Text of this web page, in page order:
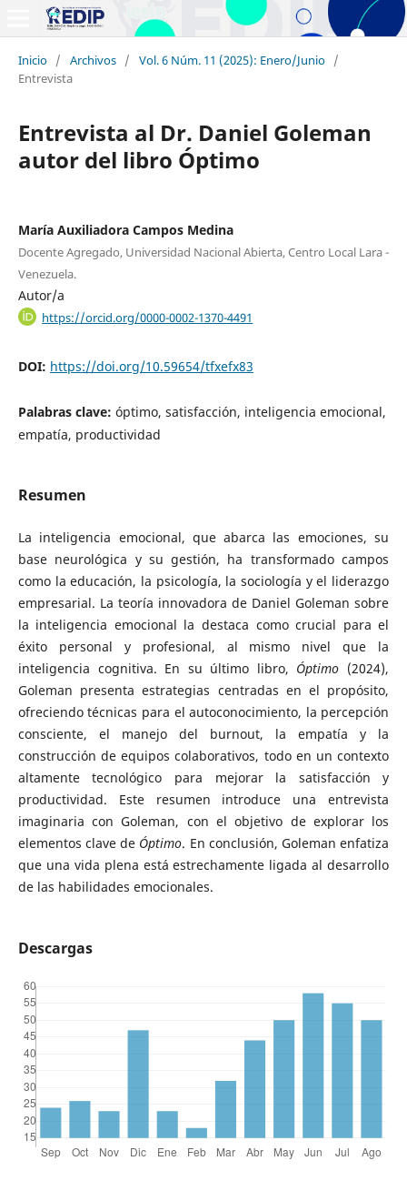
Inicio / Archivos / Vol. 6 Núm. 11 (2025): Enero/Junio /
Entrevista
Entrevista al Dr. Daniel Goleman
autor del libro Óptimo
María Auxiliadora Campos Medina
Docente Agregado, Universidad Nacional Abierta, Centro Local Lara -
Venezuela.
Autor/a
https://orcid.org/0000-0002-1370-4491
DOI: https://doi.org/10.59654/tfxefx83
Palabras clave: óptimo, satisfacción, inteligencia emocional,
empatía, productividad
Resumen
La inteligencia emocional, que abarca las emociones, su
base neurológica y su gestión, ha transformado campos
como la educación, la psicología, la sociología y el liderazgo
empresarial. La teoría innovadora de Daniel Goleman sobre
la inteligencia emocional la destaca como crucial para el
éxito personal y profesional, al mismo nivel que la
inteligencia cognitiva. En su último libro, Óptimo (2024),
Goleman presenta estrategias centradas en el propósito,
ofreciendo técnicas para el autoconocimiento, la percepción
consciente, el manejo del burnout, la empatía y la
construcción de equipos colaborativos, todo en un contexto
altamente tecnológico para mejorar la satisfacción y
productividad. Este resumen introduce una entrevista
imaginaria con Goleman, con el objetivo de explorar los
elementos clave de Óptimo. En conclusión, Goleman enfatiza
que una vida plena está estrechamente ligada al desarrollo
de las habilidades emocionales.
Descargas